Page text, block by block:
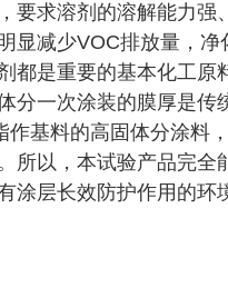
要求溶剂的溶解能力
显减少VOC排放量，
都是重要的基本化工
分一次涂装的膜厚是
作基料的高固体分涂料
所以，本试验产品完
涂层长效防护作用的环